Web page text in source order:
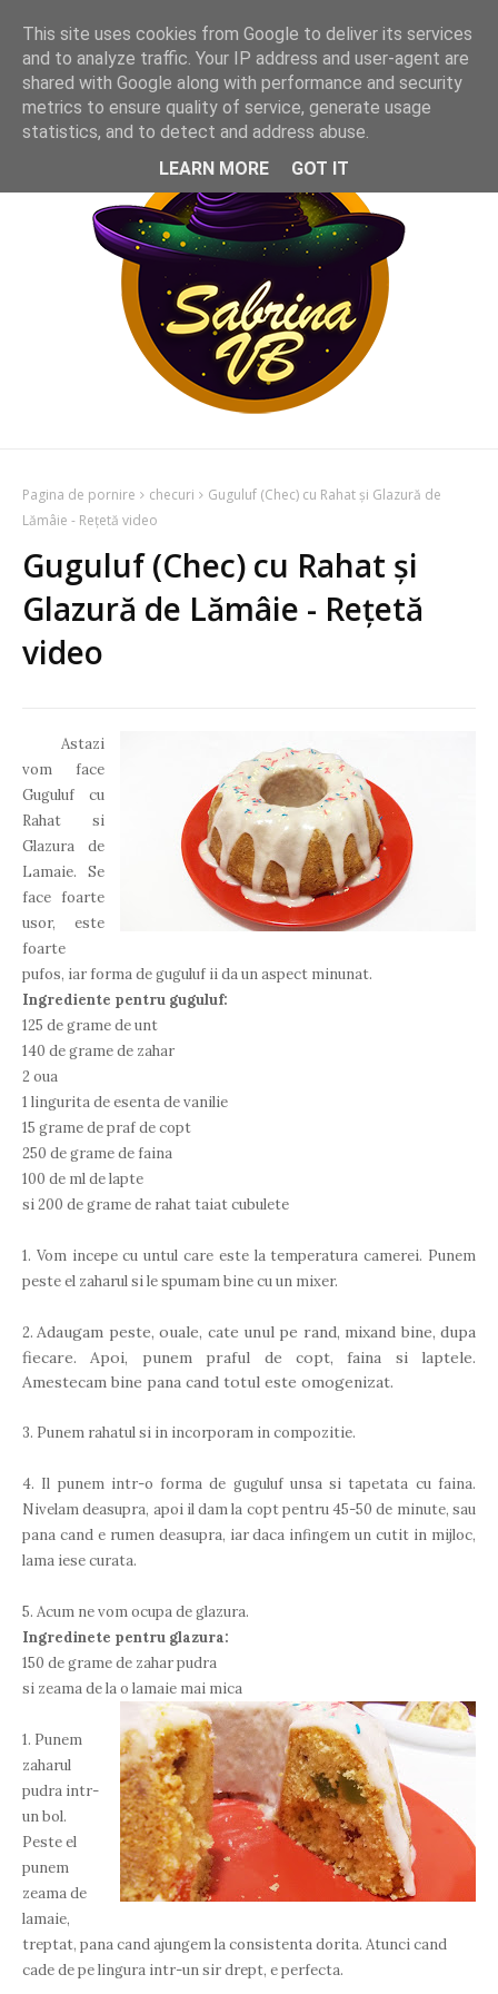
Pagina de pornire checuri
Guguluf (Chec) cu Rahat și Glazură de
Lămâie - Rețetă video
Guguluf (Chec) cu Rahat și
Glazură de Lămâie - Rețetă
video
Astazi
vom face
Guguluf cu
Rahat si
Glazura de
Lamaie. Se
face foarte
usor, este
foarte
pufos, iar forma de guguluf ii da un aspect minunat.
Ingrediente pentru guguluf:
125 de grame de unt
140 de grame de zahar
2 oua
1 lingurita de esenta de vanilie
15 grame de praf de copt
250 de grame de faina
100 de ml de lapte
si 200 de grame de rahat taiat cubulete
1. Vom incepe cu untul care este la temperatura camerei. Punem
peste el zaharul si le spumam bine cu un mixer.
2.Adaugam peste, ouale, cate unul pe rand, mixand bine, dupa
fiecare. Apoi, punem praful de copt, faina si laptele.
Amestecam bine pana cand totul este omogenizat.
3. Punem rahatul si in incorporam in compozitie.
4. Il punem intr-o forma de guguluf unsa si tapetata cu faina.
Nivelam deasupra, apoi il dam la copt pentru 45-50 de minute, sau
pana cand e rumen deasupra, iar daca infingem un cutit in mijloc,
lama iese curata.
5. Acum ne vom ocupa de glazura.
Ingredinete pentru glazura:
150 de grame de zahar pudra
si zeama de la o lamaie mai mica
1. Punem
zaharul
pudra intr-
un bol.
Peste el
punem
zeama de
lamaie,
treptat, pana cand ajungem la consistenta dorita. Atunci cand
cade de pe lingura intr-un sir drept, e perfecta.
This site uses cookies from Google to deliver its services
and to analyze traffic. Your IP address and user-agent are
shared with Google along with performance and security
metrics to ensure quality of service, generate usage
statistics, and to detect and address abuse.
LEARN MORE
GOT IT